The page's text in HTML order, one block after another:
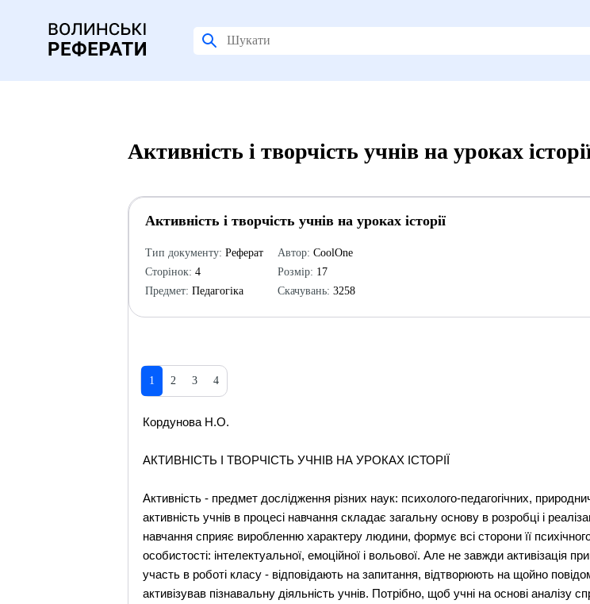
Активність і творчість учнів на уроках
Активність і творчість учнів на уроках історії
Тип документу: Реферат
Сторінок: 4
Предмет: Педагогіка
Автор: CoolOne
Розмір: 17
Скачувань: 3258
1 2 3 4
Кордунова Н.О.
АКТИВНІСТЬ І ТВОРЧІСТЬ УЧНІВ НА УРОКАХ ІСТОРІЇ
Активність - предмет дослідження різних наук: психолого-педагогічних,
активність учнів в процесі навчання складає загальну основу в розробці і
навчання сприяє виробленню характеру людини, формує всі сторони її
особистості: інтелектуальної, емоційної і вольової. Але не завжди активізація
участь в роботі класу - відповідають на запитання, відтворюють на щойно
активізував пізнавальну діяльність учнів. Потрібно, щоб учні на основі аналізу